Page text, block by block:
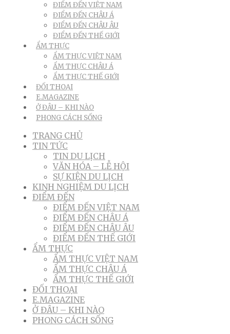
ĐIỂM ĐẾN VIỆT NAM
ĐIỂM ĐẾN CHÂU Á
ĐIỂM ĐẾN CHÂU ÂU
ĐIỂM ĐẾN THẾ GIỚI
ẨM THỰC
ẨM THỰC VIỆT NAM
ẨM THỰC CHÂU Á
ẨM THỰC THẾ GIỚI
ĐỐI THOẠI
E.MAGAZINE
Ở ĐÂU – KHI NÀO
PHONG CÁCH SỐNG
TRANG CHỦ
TIN TỨC
TIN DU LỊCH
VĂN HÓA – LỄ HỘI
SỰ KIỆN DU LỊCH
KINH NGHIỆM DU LỊCH
ĐIỂM ĐẾN
ĐIỂM ĐẾN VIỆT NAM
ĐIỂM ĐẾN CHÂU Á
ĐIỂM ĐẾN CHÂU ÂU
ĐIỂM ĐẾN THẾ GIỚI
ẨM THỰC
ẨM THỰC VIỆT NAM
ẨM THỰC CHÂU Á
ẨM THỰC THẾ GIỚI
ĐỐI THOẠI
E.MAGAZINE
Ở ĐÂU – KHI NÀO
PHONG CÁCH SỐNG